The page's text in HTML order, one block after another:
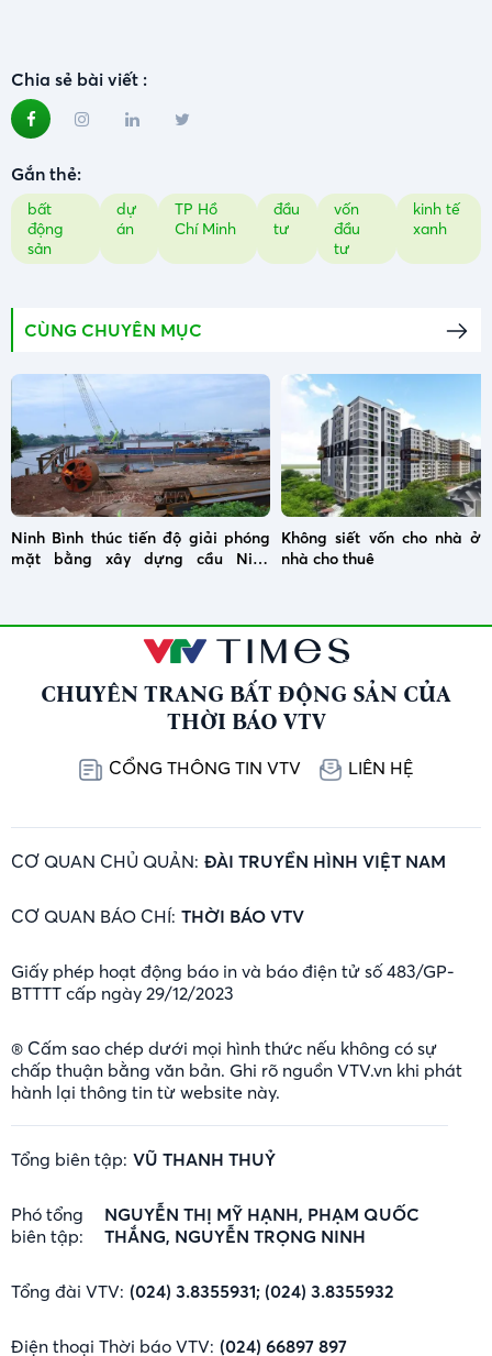
Chia sẻ bài viết :
Gắn thẻ:
bất
động
sản
dự
án
TP Hồ
Chí Minh
đầu
tư
vốn
đầu
tư
kinh tế
xanh
CÙNG CHUYÊN MỤC
Ninh Bình thúc tiến độ giải phóng
mặt bằng xây dựng cầu Ninh
Không siết vốn cho nhà ở
nhà cho thuê
CHUYÊN TRANG BẤT ĐỘNG SẢN CỦA
THỜI BÁO VTV
CỔNG THÔNG TIN VTV LIÊN HỆ
CƠ QUAN CHỦ QUẢN: ĐÀI TRUYỀN HÌNH VIỆT NAM
CƠ QUAN BÁO CHÍ: THỜI BÁO VTV
Giấy phép hoạt động báo in và báo điện tử số 483/GP-
BTTTT cấp ngày 29/12/2023
® Cấm sao chép dưới mọi hình thức nếu không có sự
chấp thuận bằng văn bản. Ghi rõ nguồn VTV.vn khi phát
hành lại thông tin từ website này.
Tổng biên tập: VŨ THANH THUỶ
Phó tổng
biên tập:
NGUYỄN THỊ MỸ HẠNH, PHẠM QUỐC
THẮNG, NGUYỄN TRỌNG NINH
Tổng đài VTV: (024) 3.8355931; (024) 3.8355932
Điện thoại Thời báo VTV: (024) 66897 897